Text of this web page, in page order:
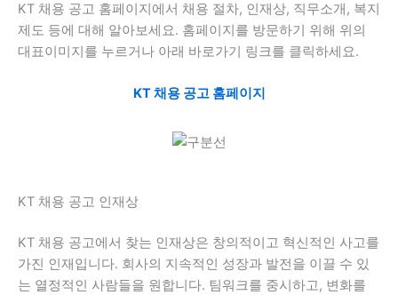
KT 채용 공고 홈페이지에서 채용 절차, 인재상, 직무소개, 복지
제도 등에 대해 알아보세요. 홈페이지를 방문하기 위해 위의
대표이미지를 누르거나 아래 바로가기 링크를 클릭하세요.
KT 채용 공고 홈페이지
KT 채용 공고 인재상
KT 채용 공고에서 찾는 인재상은 창의적이고 혁신적인 사고를
가진 인재입니다. 회사의 지속적인 성장과 발전을 이끌 수 있
는 열정적인 사람들을 원합니다. 팀워크를 중시하고, 변화를